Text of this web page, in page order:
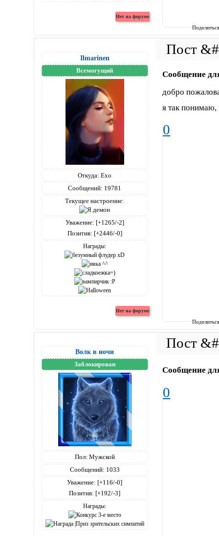
Ilmarinen
Всемогущий
Откуда: Ехо
Сообщений: 19781
Текущее настроение:
Уважение: [+1265/-2]
Позитив: [+2446/-0]
Награды:
Сообщение
добро
я так понимаю,
0
Волк в ночи
Заблокирован
Пол: Мужской
Сообщений: 1033
Уважение: [+116/-0]
Позитив: [+192/-3]
Награды:
Сообщение
0